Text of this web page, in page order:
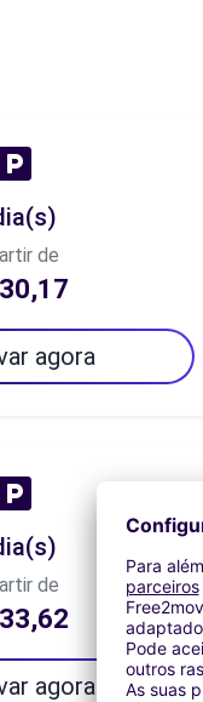
de
agora
de
agora